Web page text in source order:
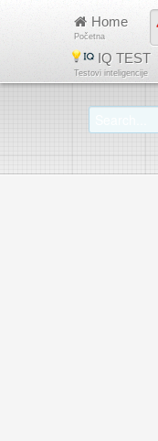
Home
Početna
IQ TEST
Testovi inteligencije